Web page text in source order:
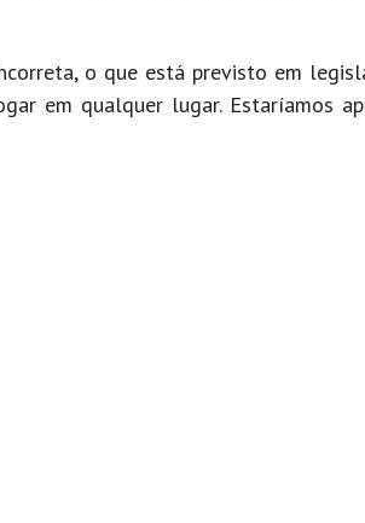
o que está previsto em
em qualquer lugar. Estaríamos